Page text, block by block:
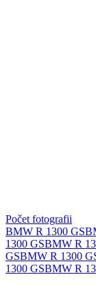
Počet fotografii
BMW R 1300 GS
1300 GSBMW R
GSBMW R 1300
1300 GSBMW R